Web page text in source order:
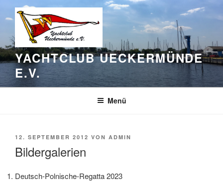
Inhalt
springen
YACHTCLUB UECKERMÜNDE
E.V.
Menü
VERÖFFENTLICHT
12. SEPTEMBER 2012 VON ADMIN
Bildergalerien
Deutsch-Polnische-Regatta 2023